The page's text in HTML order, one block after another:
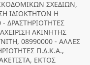
ΣΧΕΔΙΩΝ,
ΙΔΙΟΚΤΗΤΩΝ Η
ΔΡΑΣΤΗΡΙΟΤΗΤΕΣ
ΑΚΙΝΗΤΗΣ
08990000 - ΑΛΛΕΣ
Π.Δ.Κ.Α.,
ΕΚΤΟΣ